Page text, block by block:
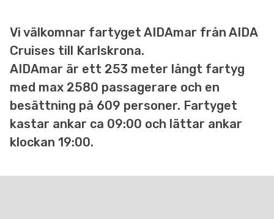
Vi välkomnar fartyget AIDAmar från AIDA
Cruises till Karlskrona.
AIDAmar är ett 253 meter långt fartyg
med max 2580 passagerare och en
besättning på 609 personer. Fartyget
kastar ankar ca 09:00 och lättar ankar
klockan 19:00.